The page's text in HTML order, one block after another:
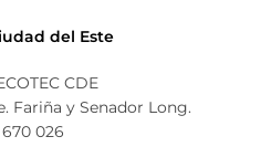
del Este
CDE
Fariña y Senador Long.
670 026